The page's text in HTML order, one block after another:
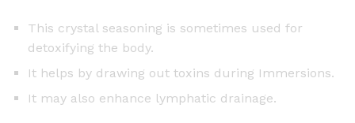
This crystal seasoning is sometimes used for
detoxifying the body.
It helps by drawing out toxins during Immersions.
It may also enhance lymphatic drainage.